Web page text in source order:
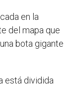
en la
del mapa que
bota gigante
está dividida